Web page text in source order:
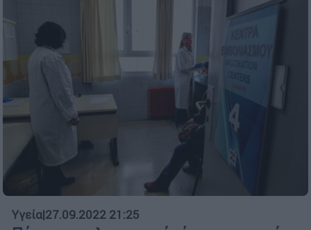
Υγεία|27.09.2022 21:25